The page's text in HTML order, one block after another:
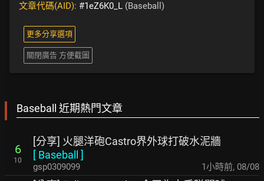
文章代碼(AID): #1eZ6K0_L (Baseball)
更多分享選項
關閉廣告 方便截圖
Baseball 近期熱門文章
6
10
[分享] 火腿洋砲Castro界外球打破水泥牆
[ Baseball ]
gsp0309099 1小時前, 08/08